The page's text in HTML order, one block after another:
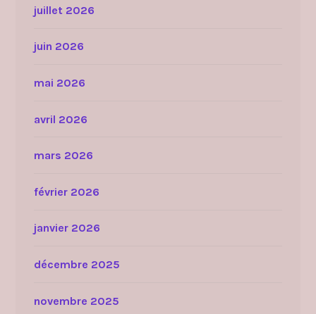
juillet 2026
juin 2026
mai 2026
avril 2026
mars 2026
février 2026
janvier 2026
décembre 2025
novembre 2025